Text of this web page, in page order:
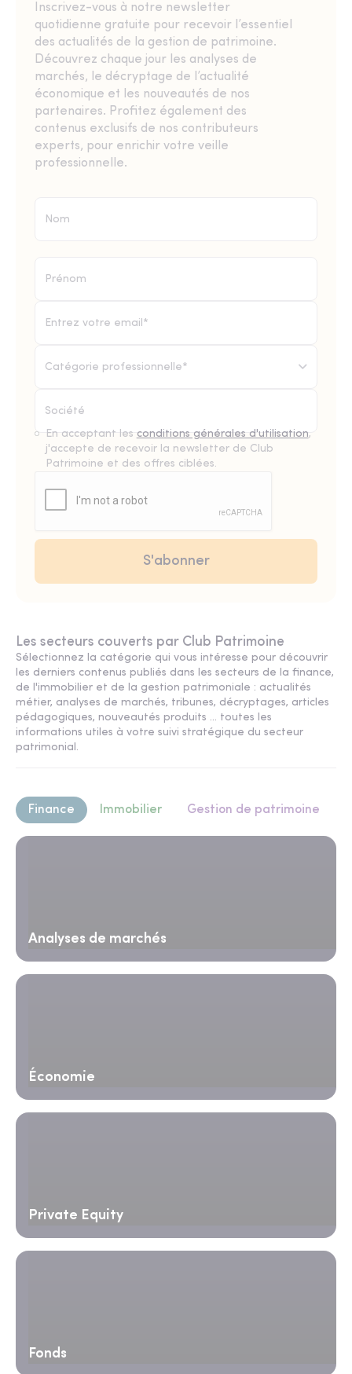
Inscrivez-vous à notre newsletter
quotidienne gratuite pour recevoir l’essentiel
des actualités de la gestion de patrimoine.
Découvrez chaque jour les analyses de
marchés, le décryptage de l’actualité
économique et les nouveautés de nos
partenaires. Profitez également des
contenus exclusifs de nos contributeurs
experts, pour enrichir votre veille
professionnelle.
Catégorie professionnelle*
En acceptant les conditions générales d'utilisation,
j'accepte de recevoir la newsletter de Club
Patrimoine et des offres ciblées.
Les secteurs couverts par Club Patrimoine
Sélectionnez la catégorie qui vous intéresse pour découvrir
les derniers contenus publiés dans les secteurs de la finance,
de l'immobilier et de la gestion patrimoniale : actualités
métier, analyses de marchés, tribunes, décryptages, articles
pédagogiques, nouveautés produits ... toutes les
informations utiles à votre suivi stratégique du secteur
patrimonial.
Finance Immobilier Gestion de patrimoine
Analyses de marchés
Économie
Private Equity
Fonds